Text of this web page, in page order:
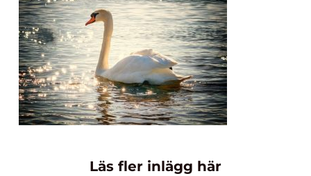
Läs fler inlägg här